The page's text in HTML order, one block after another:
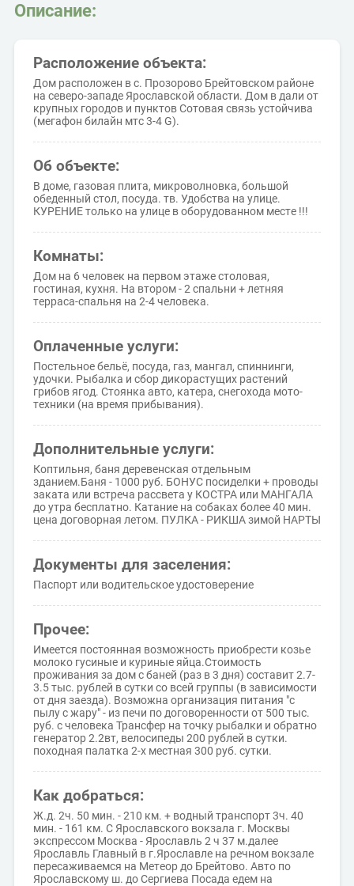
Описание:
Расположение объекта:
Дом расположен в с. Прозорово Брейтовском районе
на северо-западе Ярославской области. Дом в дали от
крупных городов и пунктов Сотовая связь устойчива
(мегафон билайн мтс 3-4 G).
Об объекте:
В доме, газовая плита, микроволновка, большой
обеденный стол, посуда. тв. Удобства на улице.
КУРЕНИЕ только на улице в оборудованном месте !!!
Комнаты:
Дом на 6 человек на первом этаже столовая,
гостиная, кухня. На втором - 2 спальни + летняя
терраса-спальня на 2-4 человека.
Оплаченные услуги:
Постельное бельё, посуда, газ, мангал, спиннинги,
удочки. Рыбалка и сбор дикорастущих растений
грибов ягод. Стоянка авто, катера, снегохода мото-
техники (на время прибывания).
Дополнительные услуги:
Коптильня, баня деревенская отдельным
зданием.Баня - 1000 руб. БОНУС посиделки + проводы
заката или встреча рассвета у КОСТРА или МАНГАЛА
до утра бесплатно. Катание на собаках более 40 мин.
цена договорная летом. ПУЛКА - РИКША зимой НАРТЫ
Документы для заселения:
Паспорт или водительское удостоверение
Прочее:
Имеется постоянная возможность приобрести козье
молоко гусиные и куриные яйца.Стоимость
проживания за дом с баней (раз в 3 дня) составит 2.7-
3.5 тыс. рублей в сутки со всей группы (в зависимости
от дня заезда). Возможна организация питания "с
пылу с жару" - из печи по договоренности от 500 тыс.
руб. с человека Трансфер на точку рыбалки и обратно
генератор 2.2вт, велосипеды 200 рублей в сутки.
походная палатка 2-х местная 300 руб. сутки.
Как добраться:
Ж.д. 2ч. 50 мин. - 210 км. + водный транспорт 3ч. 40
мин. - 161 км. С Ярославского вокзала г. Москвы
экспрессом Москва - Ярославль 2 ч 37 м.далее
Ярославль Главный в г.Ярославле на речном вокзале
пересаживаемся на Метеор до Брейтово. Авто по
Ярославскому ш. до Сергиева Посада едем на